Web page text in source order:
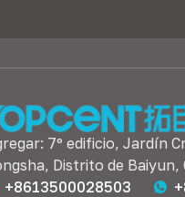
7º edificio, Jardín
Distrito de
+8613500028503